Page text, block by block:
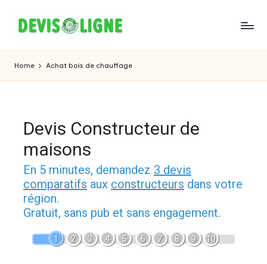
content
Home Achat bois de chauffage
Devis Constructeur de
maisons
En 5 minutes, demandez 3 devis
comparatifs aux constructeurs dans votre
région.
Gratuit, sans pub et sans engagement.
1 2 3 4 5 6 7 8 9 10